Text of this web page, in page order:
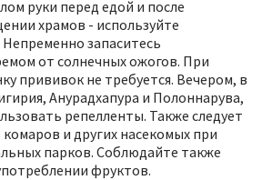
руки перед едой и после
храмов - используйте
запаситесь
от солнечных ожогов. При
прививок не требуется. Вечером, в
Анурадхапура и Полоннарува,
репелленты. Также следует
комаров и других насекомых при
парков. Соблюдайте также
фруктов.